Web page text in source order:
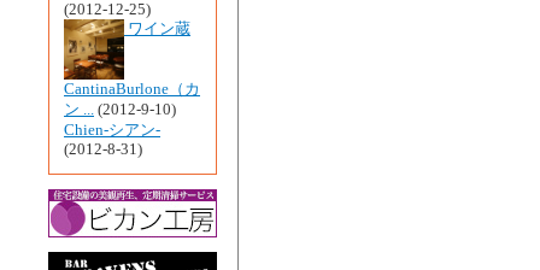
(2012-12-25)
ワイン蔵
CantinaBurlone（カ
ン ... (2012-9-10)
Chien-シアン-
(2012-8-31)